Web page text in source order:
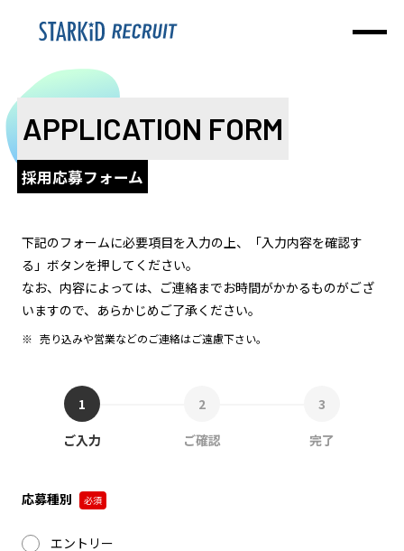
APPLICATION FORM
採用応募フォーム
下記のフォームに必要項目を入力の上、「入力内容を確認す
る」ボタンを押してください。
なお、内容によっては、ご連絡までお時間がかかるものがござ
いますので、あらかじめご了承ください。
売り込みや営業などのご連絡はご遠慮下さい。
ご入力 ご確認 完了
応募種別 必須
エントリー